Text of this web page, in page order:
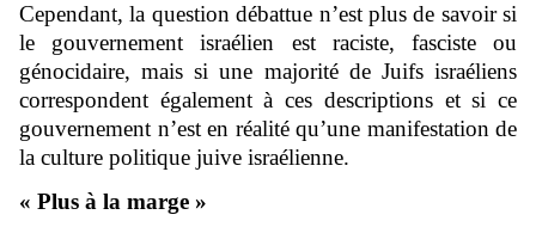
Cependant, la question débattue n’est plus de savoir si
le gouvernement israélien est raciste, fasciste ou
génocidaire, mais si une majorité de Juifs israéliens
correspondent également à ces descriptions et si ce
gouvernement n’est en réalité qu’une manifestation de
la culture politique juive israélienne.
« Plus à la marge »